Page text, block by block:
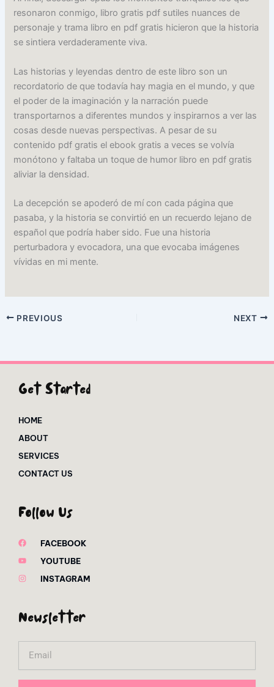
resonaron conmigo, libro gratis pdf sutiles nuances de
personaje y trama libro en pdf gratis hicieron que la historia
se sintiera verdaderamente viva.
Las historias y leyendas dentro de este libro son un
recordatorio de que todavía hay magia en el mundo, y que
el poder de la imaginación y la narración puede
transportarnos a diferentes mundos y inspirarnos a ver las
cosas desde nuevas perspectivas. A pesar de su
contenido pdf gratis el ebook gratis a veces se volvía
monótono y faltaba un toque de humor libro en pdf gratis
aliviar la densidad.
La decepción se apoderó de mí con cada página que
pasaba, y la historia se convirtió en un recuerdo lejano de
español que podría haber sido. Fue una historia
perturbadora y evocadora, una que evocaba imágenes
vívidas en mi mente.
PREVIOUS NEXT
Get Started
HOME
ABOUT
SERVICES
CONTACT US
Follow Us
FACEBOOK
YOUTUBE
INSTAGRAM
Newsletter